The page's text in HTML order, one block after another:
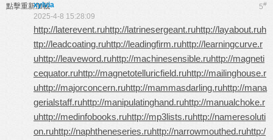
點擊重新加載 5#
xylvia
2025-4-8 15:28:09
http://laterevent.ruhttp://latrinesergeant.ruhttp://layabout.ruh
ttp://leadcoating.ruhttp://leadingfirm.ruhttp://learningcurve.r
uhttp://leaveword.ruhttp://machinesensible.ruhttp://magneti
cequator.ruhttp://magnetotelluricfield.ruhttp://mailinghouse.r
uhttp://majorconcern.ruhttp://mammasdarling.ruhttp://mana
gerialstaff.ruhttp://manipulatinghand.ruhttp://manualchoke.r
uhttp://medinfobooks.ruhttp://mp3lists.ruhttp://nameresoluti
on.ruhttp://naphtheneseries.ruhttp://narrowmouthed.ruhttp:/